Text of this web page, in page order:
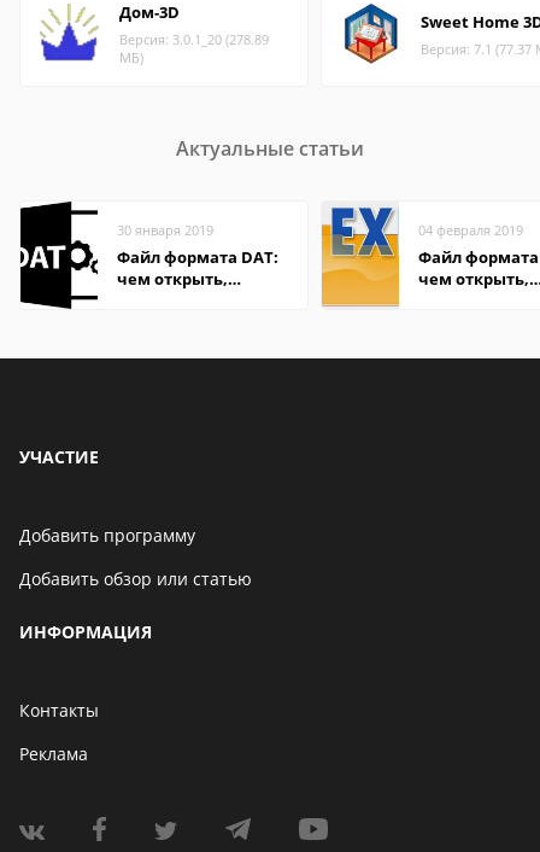
Дом-3D
Версия: 3.0.1_20 (278.89
МБ)
Sweet Home
Версия: 7.1 (77.37
Актуальные статьи
30 января 2019
Файл формата DAT:
чем открыть,
04 февраля 2019
Файл
чем открыть,
УЧАСТИЕ
Добавить программу
Добавить обзор или статью
ИНФОРМАЦИЯ
Контакты
Реклама